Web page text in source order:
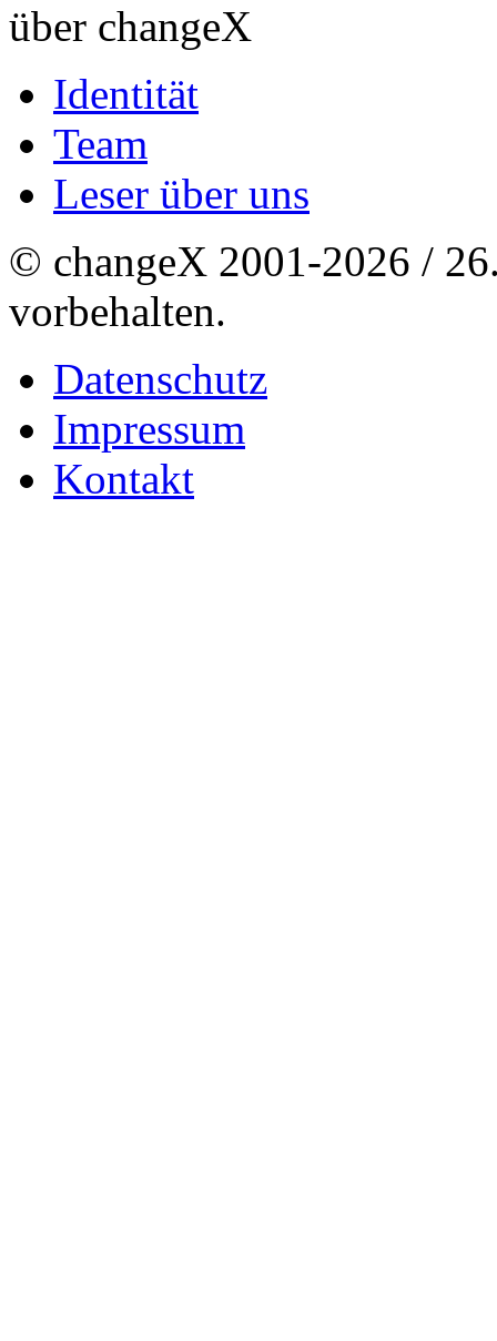
über changeX
Identität
Team
Leser über uns
© changeX 2001-2026 /
vorbehalten.
Datenschutz
Impressum
Kontakt